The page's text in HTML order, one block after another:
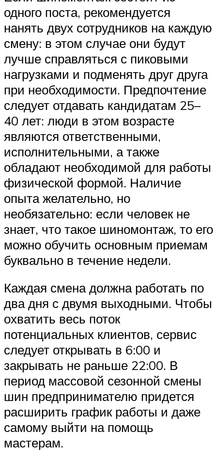
одного поста, рекомендуется
нанять двух сотрудников на каждую
смену: в этом случае они будут
лучше справляться с пиковыми
нагрузками и подменять друг друга
при необходимости. Предпочтение
следует отдавать кандидатам 25–
40 лет: люди в этом возрасте
являются ответственными,
исполнительными, а также
обладают необходимой для работы
физической формой. Наличие
опыта желательно, но
необязательно: если человек не
знает, что такое шиномонтаж, то его
можно обучить основным приемам
буквально в течение недели.
Каждая смена должна работать по
два дня с двумя выходными. Чтобы
охватить весь поток
потенциальных клиентов, сервис
следует открывать в 6:00 и
закрывать не раньше 22:00. В
период массовой сезонной смены
шин предпринимателю придется
расширить график работы и даже
самому выйти на помощь
мастерам.